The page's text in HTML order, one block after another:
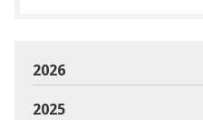
2026
2025